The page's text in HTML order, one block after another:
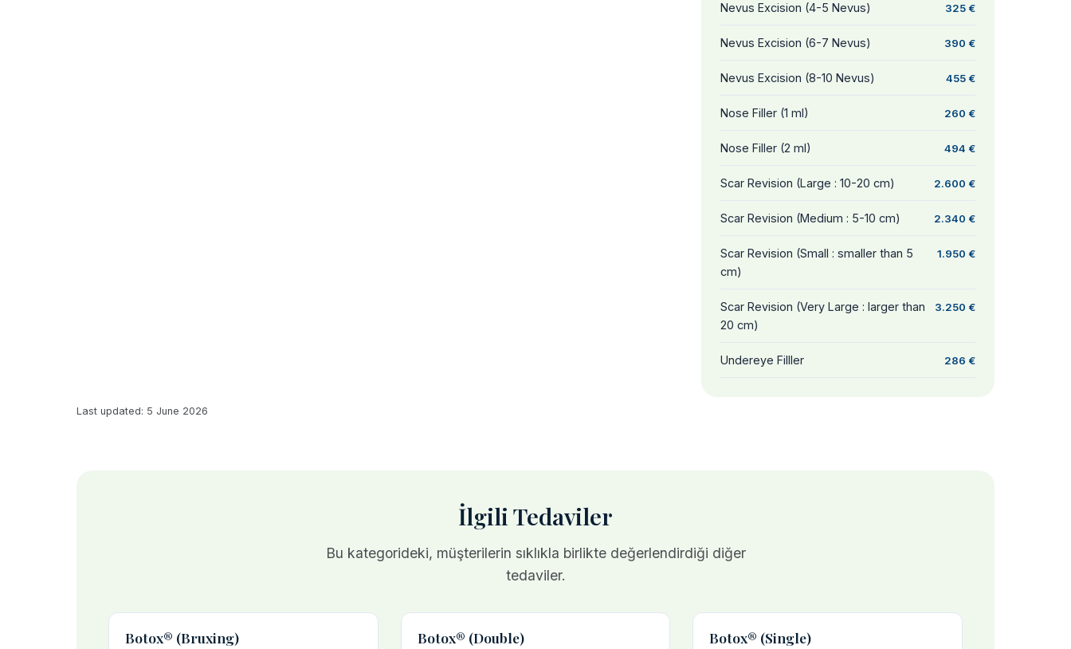
Nevus Excision (4-5 Nevus) 325 €
Nevus Excision (6-7 Nevus) 390 €
Nevus Excision (8-10 Nevus) 455 €
Nose Filler (1 ml) 260 €
Nose Filler (2 ml) 494 €
Scar Revision (Large : 10-20 cm) 2.600 €
Scar Revision (Medium : 5-10 cm) 2.340 €
Scar Revision (Small : smaller than 5
cm)
1.950 €
Scar Revision (Very Large : larger than
20 cm)
3.250 €
Undereye Filller 286 €
Last updated: 5 June 2026
İlgili Tedaviler
Bu kategorideki, müşterilerin sıklıkla birlikte değerlendirdiği diğer
tedaviler.
Botox® (Bruxing) Botox® (Double) Botox® (Single)